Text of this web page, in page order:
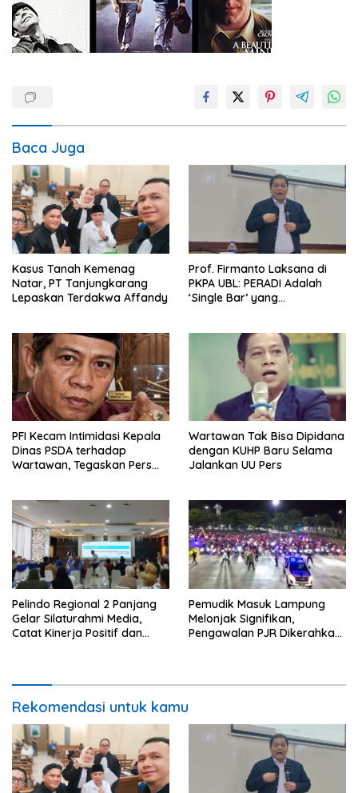
Baca Juga
Kasus Tanah Kemenag
Natar, PT Tanjungkarang
Lepaskan Terdakwa Affandy
Prof. Firmanto Laksana di
PKPA UBL: PERADI Adalah
‘Single Bar’ yang
PFI Kecam Intimidasi Kepala
Dinas PSDA terhadap
Wartawan, Tegaskan Pers
Wartawan Tak Bisa Dipidana
dengan KUHP Baru Selama
Jalankan UU Pers
Pelindo Regional 2 Panjang
Gelar Silaturahmi Media,
Catat Kinerja Positif dan
Pemudik Masuk Lampung
Melonjak Signifikan,
Pengawalan PJR Dikerahkan,
Rekomendasi untuk kamu